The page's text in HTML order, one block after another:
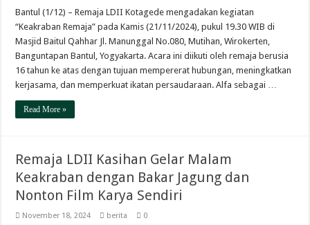
Bantul (1/12) – Remaja LDII Kotagede mengadakan kegiatan
“Keakraban Remaja” pada Kamis (21/11/2024), pukul 19.30 WIB di
Masjid Baitul Qahhar Jl. Manunggal No.080, Mutihan, Wirokerten,
Banguntapan Bantul, Yogyakarta. Acara ini diikuti oleh remaja berusia
16 tahun ke atas dengan tujuan mempererat hubungan, meningkatkan
kerjasama, dan memperkuat ikatan persaudaraan. Alfa sebagai …
Read More »
Remaja LDII Kasihan Gelar Malam
Keakraban dengan Bakar Jagung dan
Nonton Film Karya Sendiri
November 18, 2024 berita 0